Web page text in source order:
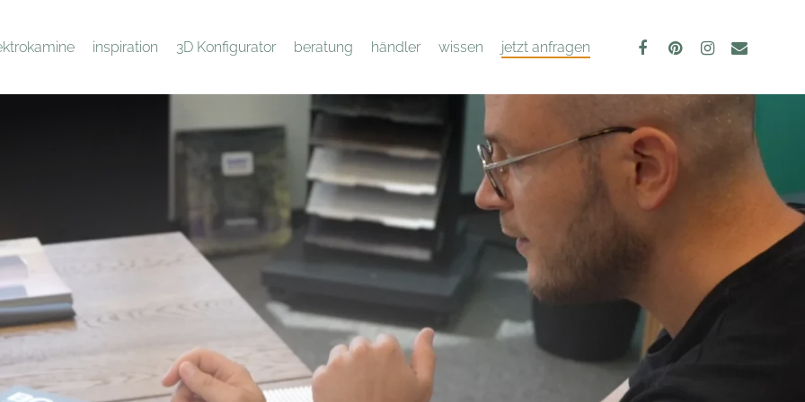
inspiration 3D Konfigurator beratung händler wissen jetzt anfragen facebookpinterestinstagram
email